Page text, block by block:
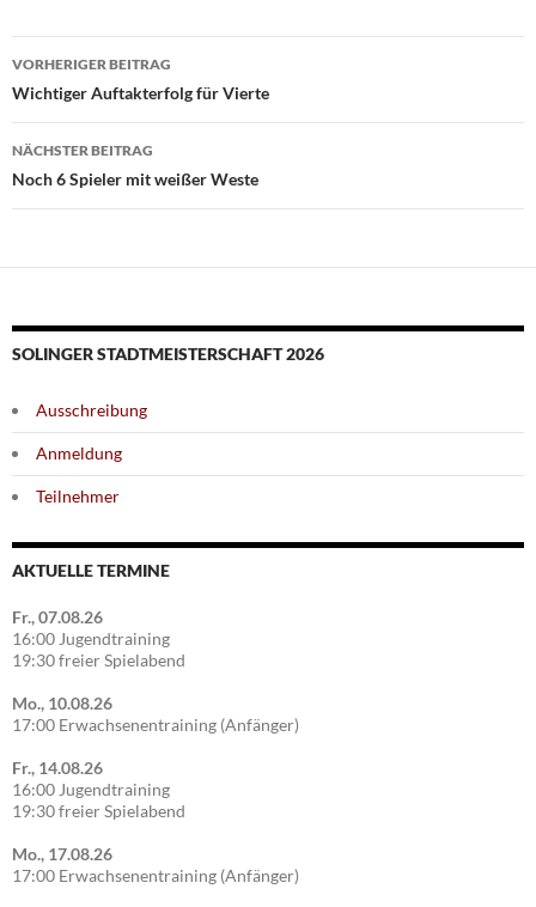
Beitragsnavigation
VORHERIGER BEITRAG
Wichtiger Auftakterfolg für Vierte
NÄCHSTER BEITRAG
Noch 6 Spieler mit weißer Weste
SOLINGER STADTMEISTERSCHAFT 2026
Ausschreibung
Anmeldung
Teilnehmer
AKTUELLE TERMINE
Fr., 07.08.26
16:00 Jugendtraining
19:30 freier Spielabend
Mo., 10.08.26
17:00 Erwachsenentraining (Anfänger)
Fr., 14.08.26
16:00 Jugendtraining
19:30 freier Spielabend
Mo., 17.08.26
17:00 Erwachsenentraining (Anfänger)